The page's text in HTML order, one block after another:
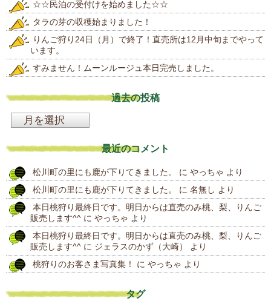
☆☆民泊の受付けを始めました☆☆
タラの芽の収穫始まりました！
りんご狩り24日（月）で終了！直売所は12月中旬までやって
います。
すみません！ムーンルージュ本日完売しました。
過去の投稿
投
稿
最近のコメント
松川町の里にも鹿が下りてきました。 に やっちゃ より
松川町の里にも鹿が下りてきました。
に 名無し より
本日桃狩り最終日です。明日からは直売のみ桃、梨、りんご
販売します^^ に やっちゃ より
本日桃狩り最終日です。明日からは直売のみ桃、梨、りんご
販売します^^ に ジェラスのかず（大崎）
より
桃狩りのお客さま写真集！
に やっちゃ より
タグ